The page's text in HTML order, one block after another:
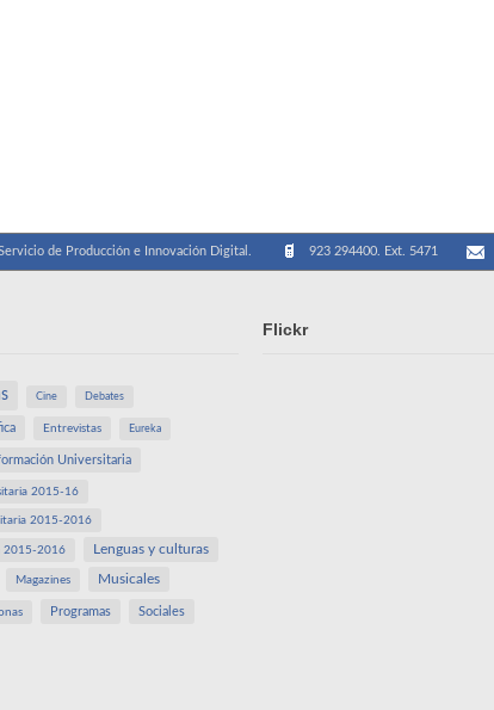
de Producción e Innovación Digital. 923 294400. Ext. 5471
Cine Debates
Entrevistas Eureka
Universitaria
2015-16
2015-2016
2015-2016 Lenguas y culturas
Magazines Musicales
Programas Sociales
Flickr